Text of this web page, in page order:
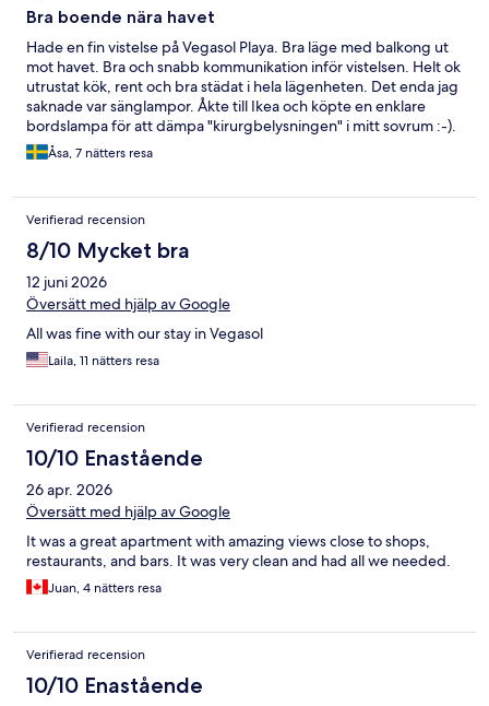
Bra boende nära havet
Hade en fin vistelse på Vegasol Playa. Bra läge med balkong ut
mot havet. Bra och snabb kommunikation inför vistelsen. Helt ok
utrustat kök, rent och bra städat i hela lägenheten. Det enda jag
saknade var sänglampor. Åkte till Ikea och köpte en enklare
bordslampa för att dämpa "kirurgbelysningen" i mitt sovrum :-).
Åsa, 7 nätters resa
Verifierad recension
8/10 Mycket bra
12 juni 2026
Översätt med hjälp av Google
All was fine with our stay in Vegasol
Laila, 11 nätters resa
Verifierad recension
10/10 Enastående
26 apr. 2026
Översätt med hjälp av Google
It was a great apartment with amazing views close to shops,
restaurants, and bars. It was very clean and had all we needed.
Juan, 4 nätters resa
Verifierad recension
10/10 Enastående